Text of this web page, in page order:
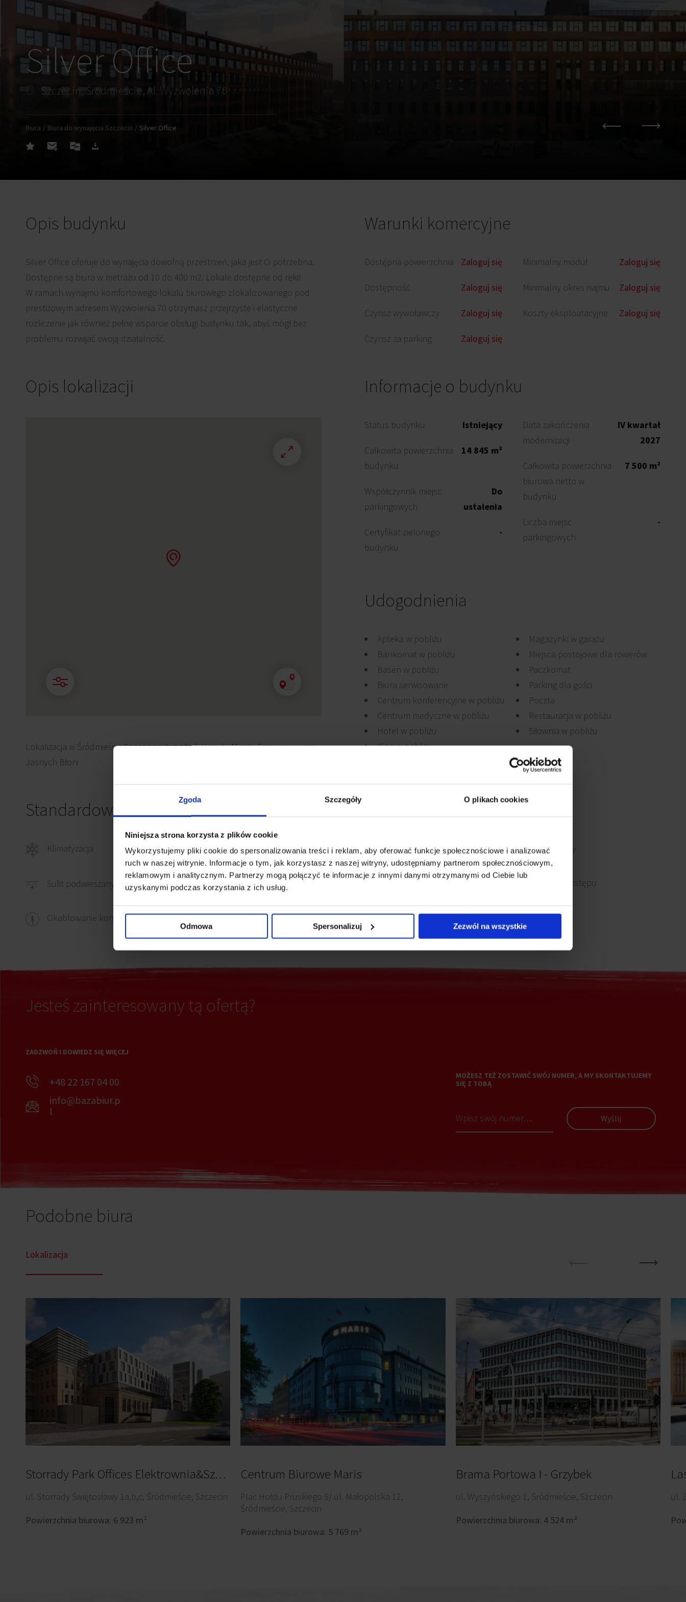
Zgoda Szczegóły O plikach cookies
Niniejsza strona korzysta z plików cookie
Wykorzystujemy pliki cookie do spersonalizowania treści i reklam, aby oferować funkcje społecznościowe i analizować
ruch w naszej witrynie. Informacje o tym, jak korzystasz z naszej witryny, udostępniamy partnerom społecznościowym,
reklamowym i analitycznym. Partnerzy mogą połączyć te informacje z innymi danymi otrzymanymi od Ciebie lub
uzyskanymi podczas korzystania z ich usług.
Odmowa Spersonalizuj Zezwól na wszystkie
Silver Office
Szczecin, Śródmieście, Al. Wyzwolenia 70
Biura Biura do wynajęcia Szczecin Silver Office
Opis budynku
Silver Office oferuje do wynajęcia dowolną przestrzeń, jaka jest Ci potrzebna.
Dostępne są biura w metrażu od 10 do 400 m2. Lokale dostępne od ręki!
W ramach wynajmu komfortowego lokalu biurowego zlokalizowanego pod
prestiżowym adresem Wyzwolenia 70 otrzymasz przejrzyste i elastyczne
rozliczenie jak również pełne wsparcie obsługi budynku tak, abyś mógł bez
problemu rozwijać swoją działalność.
Opis lokalizacji
Lokalizacja w Śródmieściu Szczecina, tuż obok Urzędu Miasta Szczecina oraz
Jasnych Błoni
Warunki komercyjne
Dostępna powierzchnia Zaloguj się
Dostępność Zaloguj się
Czynsz wywoławczy Zaloguj się
Czynsz za parking Zaloguj się
Minimalny moduł Zaloguj się
Minimalny okres najmu Zaloguj się
Koszty eksploatacyjne Zaloguj się
Informacje o budynku
Status budynku Istniejący
Całkowita powierzchnia
budynku
14 845 m²
Współczynnik miejsc
parkingowych
Do
ustalenia
Certyfikat zielonego
budynku
-
Data zakończenia
modernizacji
IV kwartał
2027
Całkowita powierzchnia
biurowa netto w
budynku
7 500 m²
Liczba miejsc
parkingowych
-
Udogodnienia
Apteka w pobliżu
Bankomat w pobliżu
Basen w pobliżu
Biura serwisowane
Centrum konferencyjne w pobliżu
Centrum medyczne w pobliżu
Hotel w pobliżu
Kino w pobliżu
Magazynki w garażu
Miejsca postojowe dla rowerów
Paczkomat
Parking dla gości
Poczta
Restauracja w pobliżu
Siłownia w pobliżu
Standardowe wykończenie
Klimatyzacja
Sufit podwieszany
Okablowanie komputerowe
Okablowanie elektryczne
Czujniki dymu
Wykładzina
Ścianki działowe
Recepcja
Ochrona
Światłowody
Kontrola dostępu
Jesteś zainteresowany tą ofertą?
ZADZWOŃ I DOWIEDZ SIĘ WIĘCEJ
+48 22 167 04 00
info@bazabiur.p
l
MOŻESZ TEŻ ZOSTAWIĆ SWÓJ NUMER, A MY SKONTAKTUJEMY
SIĘ Z TOBĄ
Wyślij
Podobne biura
Lokalizacja
Storrady Park Offices Elektrownia&Szpilka
ul. Storrady Świętosławy 1a,b,c, Śródmieście, Szczecin
Powierzchnia biurowa: 6 923 m²
Centrum Biurowe Maris
Plac Hołdu Pruskiego 9/ ul. Małopolska 12,
Śródmieście, Szczecin
Powierzchnia biurowa: 5 769 m²
Brama Portowa I - Grzybek
ul. Wyszyńskiego 1, Śródmieście, Szczecin
Powierzchnia biurowa: 4 524 m²
ul.